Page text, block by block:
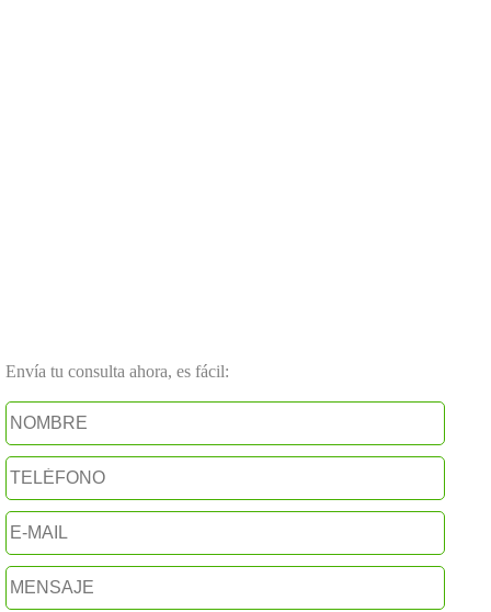
Envía tu consulta ahora, es fácil: